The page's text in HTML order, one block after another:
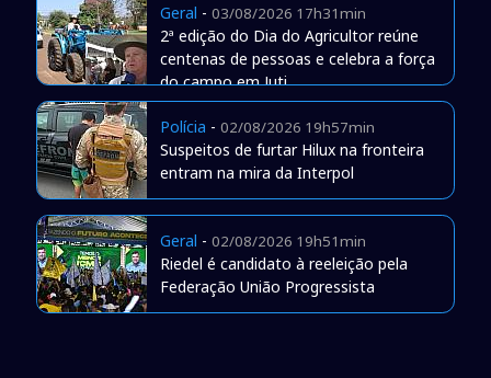
Geral - 03/08/2026 17h31min
2ª edição do Dia do Agricultor reúne
centenas de pessoas e celebra a força
do campo em Juti
Polícia - 02/08/2026 19h57min
Suspeitos de furtar Hilux na fronteira
entram na mira da Interpol
Geral - 02/08/2026 19h51min
Riedel é candidato à reeleição pela
Federação União Progressista